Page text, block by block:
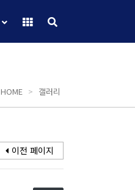
HOME > 갤러리
이전 페이지